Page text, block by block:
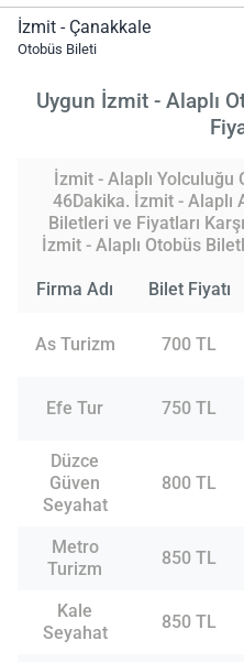
İzmit - Çanakkale
Otobüs Bileti
Uygun İzmit - Alaplı
İzmit - Alaplı Yolculuğu
46Dakika. İzmit - Alaplı
Biletleri ve Fiyatları
İzmit - Alaplı Otobüs
Firma Adı Bilet Fiyatı
As Turizm 700 TL
Efe Tur 750 TL
Düzce
Güven
Seyahat
800 TL
Metro
Turizm
850 TL
Kale
Seyahat
850 TL